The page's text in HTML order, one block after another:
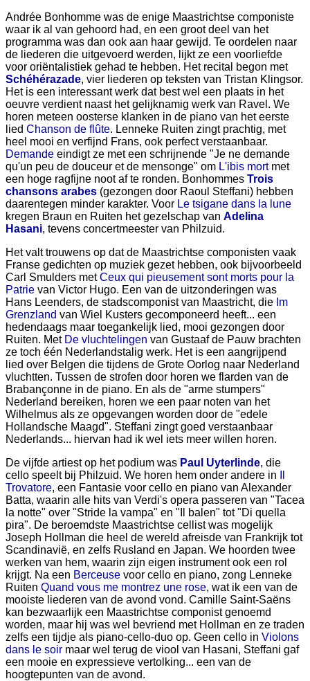
Andrée Bonhomme was de enige Maastrichtse componiste
waar ik al van gehoord had, en een groot deel van het
programma was dan ook aan haar gewijd. Te oordelen naar
de liederen die uitgevoerd werden, lijkt ze een voorliefde
voor oriëntalistiek gehad te hebben. Het recital begon met
Schéhérazade, vier liederen op teksten van Tristan Klingsor.
Het is een interessant werk dat best wel een plaats in het
oeuvre verdient naast het gelijknamig werk van Ravel. We
horen meteen oosterse klanken in de piano van het eerste
lied Chanson de flûte. Lenneke Ruiten zingt prachtig, met
heel mooi en verfijnd Frans, ook perfect verstaanbaar.
Demande eindigt ze met een schrijnende "Je ne demande
qu'un peu de douceur et de mensonge" om L'ibis mortmet
een hoge ragfijne noot af te ronden. Bonhommes Trois
chansons arabes (gezongen door Raoul Steffani) hebben
daarentegen minder karakter. Voor Le tsigane dans la lune
kregen Braun en Ruiten het gezelschap van Adelina
Hasani, tevens concertmeester van Philzuid.
Het valt trouwens op dat de Maastrichtse componisten vaak
Franse gedichten op muziek gezet hebben, ook bijvoorbeeld
Carl Smulders metCeux qui pieusement sont morts pour la
Patrie van Victor Hugo. Een van de uitzonderingen was
Hans Leenders, de stadscomponist van Maastricht, die Im
Grenzland van Wiel Kusters gecomponeerd heeft... een
hedendaags maar toegankelijk lied, mooi gezongen door
Ruiten. Met De vluchtelingen van Gustaaf de Pauw brachten
ze toch één Nederlandstalig werk. Het is een aangrijpend
lied over Belgen die tijdens de Grote Oorlog naar Nederland
vluchtten. Tussen de strofen door horen we flarden van de
Brabançonne in de piano. En als de "arme stumpers"
Nederland bereiken, horen we een paar noten van het
Wilhelmus als ze opgevangen worden door de "edele
Hollandsche Maagd". Steffani zingt goed verstaanbaar
Nederlands... hiervan had ik wel iets meer willen horen.
De vijfde artiest op het podium was Paul Uyterlinde, die
cello speelt bij Philzuid. We horen hem onder andere in
Trovatore, een Fantasie voor cello en piano van Alexander
Batta, waarin alle hits van Verdi's opera passeren van "Tacea
la notte" over "Stride la vampa" en "Il balen" tot "Di quella
pira". De beroemdste Maastrichtse cellist was mogelijk
Joseph Hollman die heel de wereld afreisde van Frankrijk tot
Scandinavië, en zelfs Rusland en Japan. We hoorden twee
werken van hem, waarin zijn eigen instrument ook een rol
krijgt. Na een Berceuse voor cello en piano, zong Lenneke
Ruiten Quand vous me montrez une rose, wat ik een van de
mooiste liederen van de avond vond. Camille Saint-Saëns
kan bezwaarlijk een Maastrichtse componist genoemd
worden, maar hij was wel bevriend met Hollman en ze traden
zelfs een tijdje als piano-cello-duo op. Geen cello in Violons
dans le soir maar wel terug de viool van Hasani, Steffani gaf
een mooie en expressieve vertolking... een van de
hoogtepunten van de avond.